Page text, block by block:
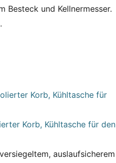
Besteck und Kellnermesser.
Korb, Kühltasche für den
auslaufsicherem